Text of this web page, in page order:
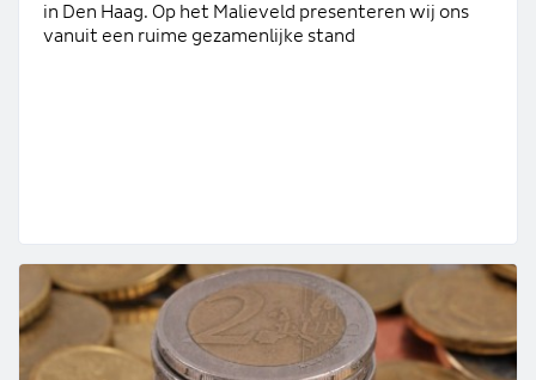
in Den Haag. Op het Malieveld presenteren wij ons
vanuit een ruime gezamenlijke stand